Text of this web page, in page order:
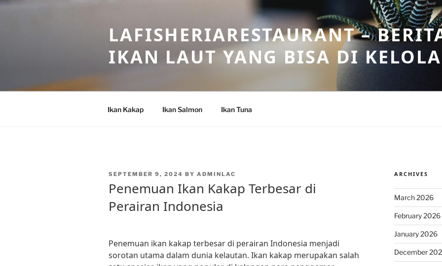
Skip
LAFISHERIARESTAURANT –
IKAN LAUT YANG BISA DI
Ikan Kakap Ikan Salmon Ikan Tuna
POSTED
SEPTEMBER 9, 2024 BY ADMINLAC
Penemuan Ikan Kakap Terbesar di
Perairan Indonesia
Penemuan ikan kakap terbesar di perairan Indonesia menjadi
sorotan utama dalam dunia kelautan. Ikan kakap merupakan salah
ARCHIVES
March 2026
February 2026
January 2026
December